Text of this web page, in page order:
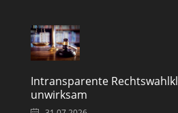
Intransparente
unwirksam